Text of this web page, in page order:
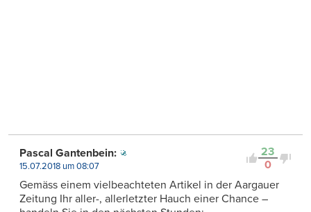
23
0
Pascal Gantenbein:
15.07.2018 um 08:07
Gemäss einem vielbeachteten Artikel in der Aargauer
Zeitung Ihr aller-, allerletzter Hauch einer Chance –